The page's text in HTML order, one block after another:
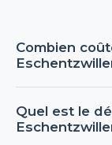
Combien
dépend de la
réparation
Quel est le